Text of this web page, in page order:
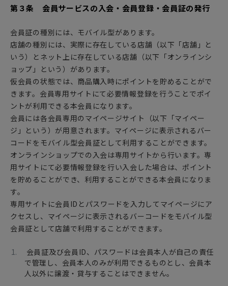
第３条 会員サービスの入会・会員登録・会員証の発行
会員証の種別には、モバイル型があります。
店舗の種別には、実際に存在している店舗（以下「店舗」と
いう）とネット上に存在している店舗（以下「オンラインシ
ョップ」という）があります。
仮会員の状態では、商品購入時にポイントを貯めることがで
きます。会員専用サイトにて必要情報登録を行うことでポイ
ントが利用できる本会員になります。
会員には各会員専用のマイページサイト（以下「マイペー
ジ」という）が用意されます。マイページに表示されるバー
コードをモバイル型会員証として利用することができます。
オンラインショップでの入会は専用サイトから行います。専
用サイトにて必要情報登録を行い入会した場合は、ポイント
を貯めることができ、利用することができる本会員になりま
す。
専用サイトに会員IDとパスワードを入力してマイページにア
クセスし、マイページに表示されるバーコードをモバイル型
会員証として店舗で利用することができます。
会員証及び会員ID、パスワードは会員本人が自己の責任
で管理し、会員本人のみが利用できるものとし、会員本
人以外に譲渡・貸与することはできません。